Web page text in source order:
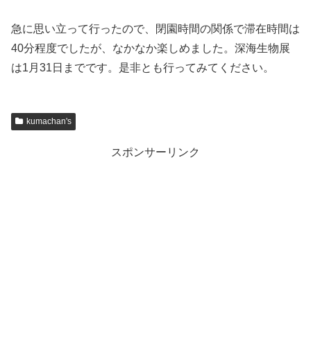
急に思い立って行ったので、閉園時間の関係で滞在時間は
40分程度でしたが、なかなか楽しめました。深海生物展
は1月31日までです。是非とも行ってみてください。
kumachan's
スポンサーリンク